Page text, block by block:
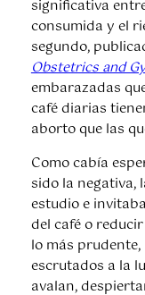
significativa
consumida y el
segundo,
Obstetrics and
embarazadas
café diarias
aborto que las
Como cabía
sido la negativa,
estudio e
del café o
lo más
escrutados a la
avalan,